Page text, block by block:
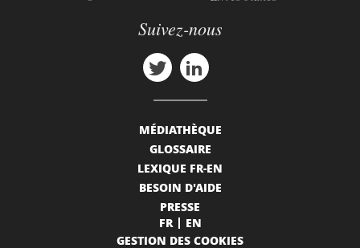
Suivez-nous
MÉDIATHÈQUE
GLOSSAIRE
LEXIQUE FR-EN
BESOIN D'AIDE
PRESSE
FR
EN
GESTION DES COOKIES